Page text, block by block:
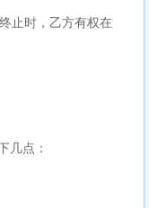
止时，乙方有权在
几点：